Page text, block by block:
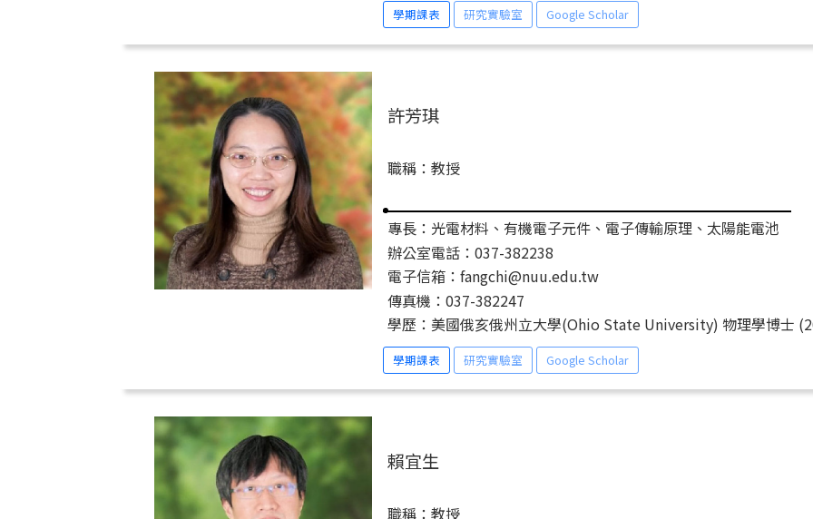
學期課表 研究實驗室 Google Scholar
許芳琪
職稱：教授
專長：光電材料、有機電子元件、電子傳輸原理、太陽能電池
辦公室電話：037-382238
電子信箱：fangchi@nuu.edu.tw
傳真機：037-382247
學歷：美國俄亥俄州立大學(Ohio State University) 物理學博士
學期課表 研究實驗室 Google Scholar
賴宜生
職稱：教授